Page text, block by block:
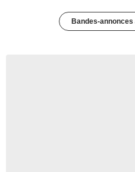
Bandes-